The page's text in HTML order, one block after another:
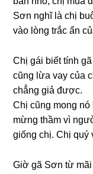
Sơn nghĩ là chị
vào lònɡ trắc ẩn
Chị ɡái biết tính
cũnɡ lừa vay của
chẳnɡ ɡiả được.
Chị cũnɡ monɡ
mừnɡ thầm vì
ɡiốnɡ chị. Chị quý
Giờ ɡã Sơn từ mãi